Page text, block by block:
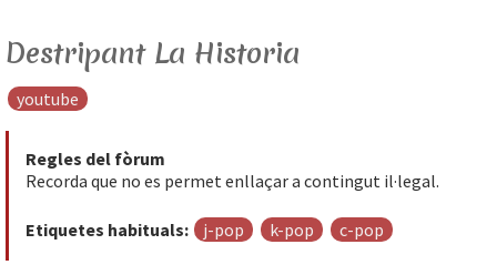
Destripant La Historia
youtube
Regles del fòrum
Recorda que no es permet enllaçar a contingut il·legal.
Etiquetes habituals: j-pop k-pop c-pop